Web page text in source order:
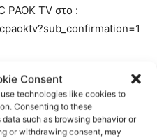
Consent
technologies like cookies to
Consenting to these
such as browsing behavior or
or withdrawing consent, may
PAOK TV στο :
για να αποκτήσετε